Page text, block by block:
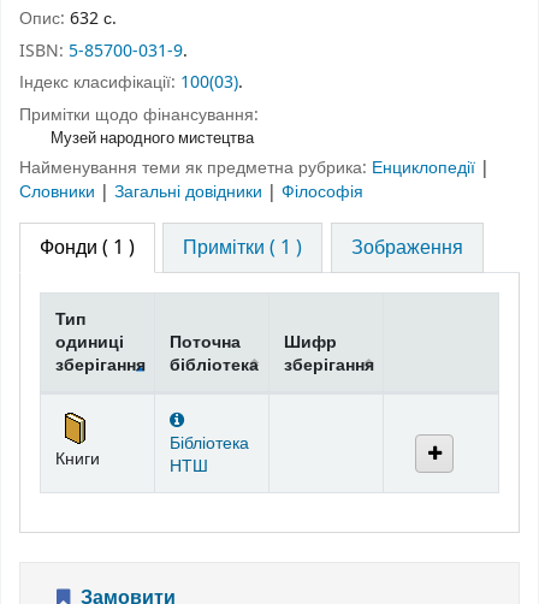
Опис: 632 с.
ISBN: 5-85700-031-9.
Індекс класифікації: 100(03).
Примітки щодо фінансування:
Музей народного мистецтва
Найменування теми як предметна рубрика: Енциклопедії |
Словники | Загальні довідники | Філософія
Фонди ( 1 ) Примітки ( 1 ) Зображення
Фонди
Тип
одиниці
зберігання
Поточна
бібліотека
Шифр
зберігання
Книги
Бібліотека
НТШ
Замовити